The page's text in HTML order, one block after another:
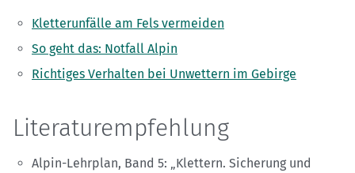
Kletterunfälle am Fels vermeiden
So geht das: Notfall Alpin
Richtiges Verhalten bei Unwettern im Gebirge
Literaturempfehlung
Alpin-Lehrplan, Band 5: „Klettern. Sicherung und